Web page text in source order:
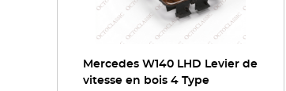
Mercedes W140 LHD Levier de
vitesse en bois 4 Type